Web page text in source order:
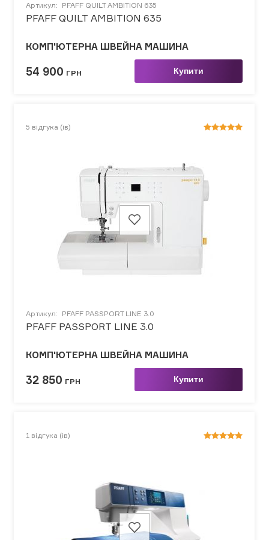
Артикул: PFAFF QUILT AMBITION 635
PFAFF QUILT AMBITION 635
КОМП'ЮТЕРНА ШВЕЙНА МАШИНА
54 900 ГРН Купити
5 відгука (ів)
Артикул: PFAFF PASSPORT LINE 3.0
PFAFF PASSPORT LINE 3.0
КОМП'ЮТЕРНА ШВЕЙНА МАШИНА
32 850 ГРН Купити
1 відгука (ів)